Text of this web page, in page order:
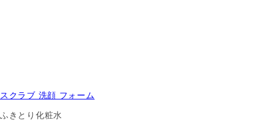
スクラブ 洗顔 フォーム
ふきとり化粧水